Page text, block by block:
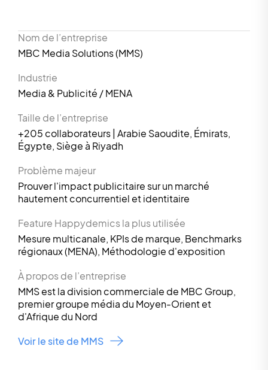
Nom de l’entreprise
MBC Media Solutions (MMS)
Industrie
Media & Publicité / MENA
Taille de l’entreprise
+205 collaborateurs | Arabie Saoudite, Émirats,
Égypte, Siège à Riyadh
Problème majeur
Prouver l'impact publicitaire sur un marché
hautement concurrentiel et identitaire
Feature Happydemics la plus utilisée
Mesure multicanale, KPIs de marque, Benchmarks
régionaux (MENA), Méthodologie d'exposition
À propos de l’entreprise
MMS est la division commerciale de MBC Group,
premier groupe média du Moyen-Orient et
d'Afrique du Nord
Voir le site de MMS